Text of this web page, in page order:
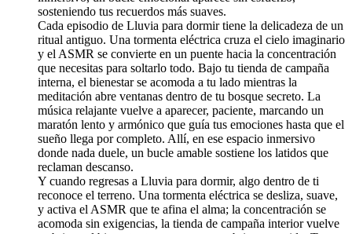
sosteniendo tus recuerdos más suaves.
Cada episodio de Lluvia para dormir tiene la delicadeza de un
ritual antiguo. Una tormenta eléctrica cruza el cielo imaginario
y el ASMR se convierte en un puente hacia la concentración
que necesitas para soltarlo todo. Bajo tu tienda de campaña
interna, el bienestar se acomoda a tu lado mientras la
meditación abre ventanas dentro de tu bosque secreto. La
música relajante vuelve a aparecer, paciente, marcando un
maratón lento y armónico que guía tus emociones hasta que el
sueño llega por completo. Allí, en ese espacio inmersivo
donde nada duele, un bucle amable sostiene los latidos que
reclaman descanso.
Y cuando regresas a Lluvia para dormir, algo dentro de ti
reconoce el terreno. Una tormenta eléctrica se desliza, suave,
y activa el ASMR que te afina el alma; la concentración se
acomoda sin exigencias, la tienda de campaña interior vuelve